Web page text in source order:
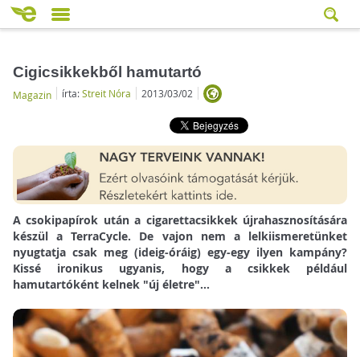
Cigicsikkekből hamutartó
Magazin írta:Streit Nóra 2013/03/02
A csokipapírok után a cigarettacsikkek újrahasznosítására
készül a TerraCycle. De vajon nem a lelkiismeretünket
nyugtatja csak meg (ideig-óráig) egy-egy ilyen kampány?
Kissé ironikus ugyanis, hogy a csikkek például
hamutartóként kelnek "új életre"...